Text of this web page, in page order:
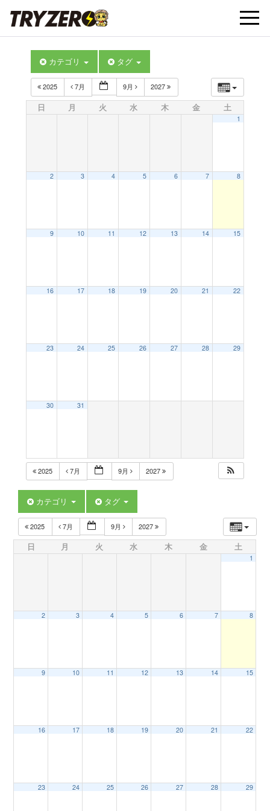
t
o
カテゴリ タグ
2025 7月 9月 2027
日 月 火 水 木 金 土
1
2 3 4 5 6 7 8
9 10 11 12 13 14 15
16 17 18 19 20 21 22
23 24 25 26 27 28 29
30 31
2025 7月 9月 2027
カテゴリ タグ
2025 7月 9月 2027
日 月 火 水 木 金 土
1
2 3 4 5 6 7 8
9 10 11 12 13 14 15
16 17 18 19 20 21 22
23 24 25 26 27 28 29